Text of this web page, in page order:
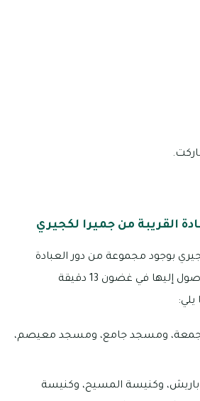
القريبة من جميرا لكجيري
بوجود مجموعة من دور العبادة
المتنوعة التي يمكن الوصول إليها في غضون 13 دقيقة
يلي:
ومسجد جامع، ومسجد معيصم،
باريش، وكنيسة المسيح، وكنيسة